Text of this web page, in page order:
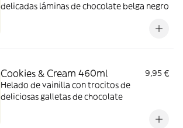
delicadas láminas de chocolate belga negro
Cookies & Cream 460ml
9,95 €
Helado de vainilla con trocitos de
deliciosas galletas de chocolate